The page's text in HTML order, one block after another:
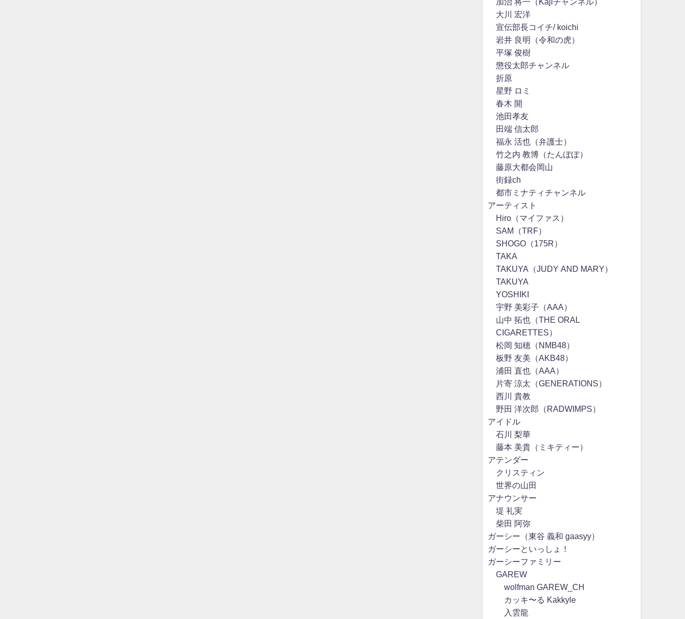
大川 宏洋
宣伝部長コイチ/ koichi
岩井 良明（令和の虎）
平塚 俊樹
懲役太郎チャンネル
折原
星野 ロミ
春木 開
池田孝友
田端 信太郎
福永 活也（弁護士）
竹之内 教博（たんぽぽ）
藤原大都会岡山
街録ch
都市ミナティチャンネル
アーティスト
Hiro（マイファス）
SAM（TRF）
SHOGO（175R）
TAKA
TAKUYA（JUDY AND MARY）
TAKUYA∞
YOSHIKI
宇野 美彩子（AAA）
山中 拓也（THE ORAL
CIGARETTES）
松岡 知穂（NMB48）
板野 友美（AKB48）
浦田 直也（AAA）
片寄 涼太（GENERATIONS）
西川 貴教
野田 洋次郎（RADWIMPS）
アイドル
石川 梨華
藤本 美貴（ミキティー）
アテンダー
クリスティン
世界の山田
アナウンサー
堤 礼実
柴田 阿弥
ガーシー（東谷 義和 gaasyy）
ガーシーといっしょ！
ガーシーファミリー
GAREW
wolfman GAREW_CH
カッキ〜る Kakkyle
入雲龍